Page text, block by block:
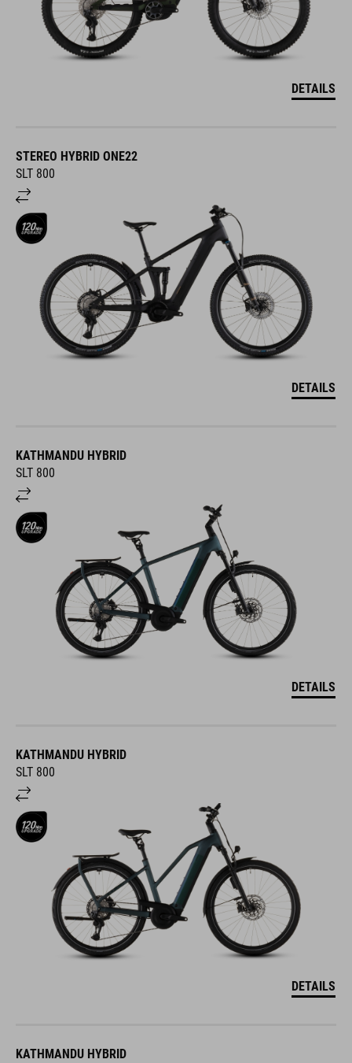
DETAILS
STEREO HYBRID ONE22
SLT 800
DETAILS
KATHMANDU HYBRID
SLT 800
DETAILS
KATHMANDU HYBRID
SLT 800
DETAILS
KATHMANDU HYBRID